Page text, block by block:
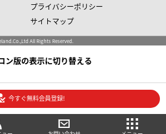
プライバシーポリシー
サイトマップ
All Rights Reserved.
ン版の表示に切り替える
今すぐ無料会員登録!